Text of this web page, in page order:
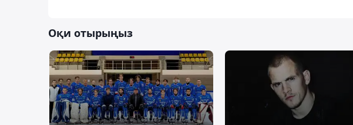
Оқи отырыңыз